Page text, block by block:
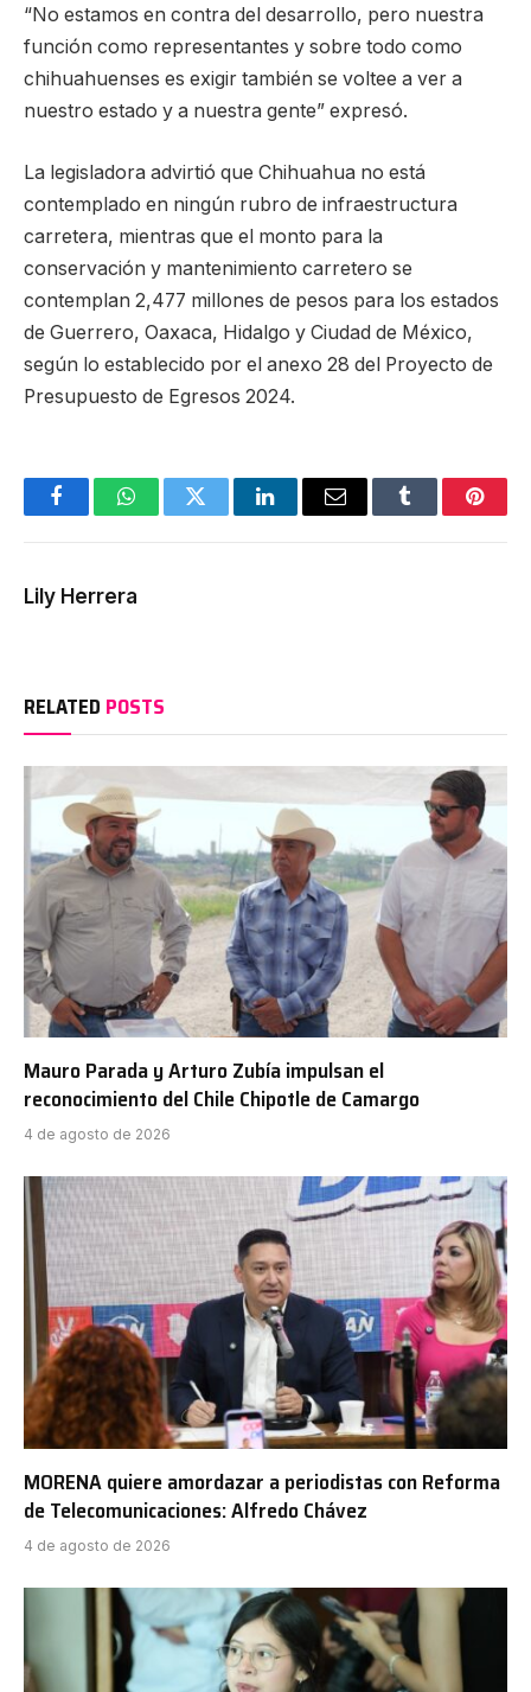
“No estamos en contra del desarrollo, pero nuestra
función como representantes y sobre todo como
chihuahuenses es exigir también se voltee a ver a
nuestro estado y a nuestra gente” expresó.
La legisladora advirtió que Chihuahua no está
contemplado en ningún rubro de infraestructura
carretera, mientras que el monto para la
conservación y mantenimiento carretero se
contemplan 2,477 millones de pesos para los estados
de Guerrero, Oaxaca, Hidalgo y Ciudad de México,
según lo establecido por el anexo 28 del Proyecto de
Presupuesto de Egresos 2024.
FacebookWhatsAppTwitter LinkedInEmail Tumblr
Lily Herrera
RELATED POSTS
Mauro Parada y Arturo Zubía impulsan el
reconocimiento del Chile Chipotle de Camargo
4 de agosto de 2026
MORENA quiere amordazar a periodistas con Reforma
de Telecomunicaciones: Alfredo Chávez
4 de agosto de 2026